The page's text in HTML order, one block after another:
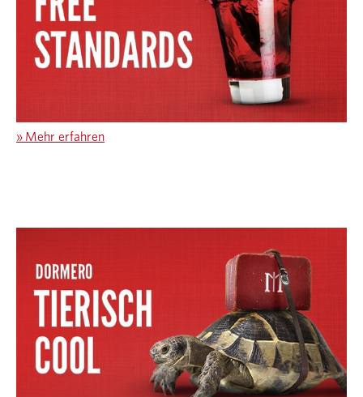
» Mehr erfahren